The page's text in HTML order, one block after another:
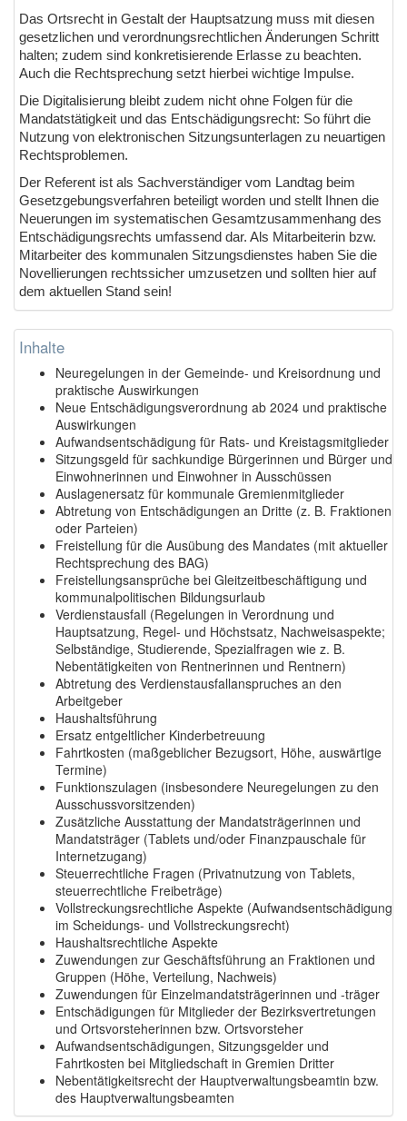
Das Ortsrecht in Gestalt der Hauptsatzung muss mit diesen
gesetzlichen und verordnungsrechtlichen Änderungen Schritt
halten; zudem sind konkretisierende Erlasse zu beachten.
Auch die Rechtsprechung setzt hierbei wichtige Impulse.
Die Digitalisierung bleibt zudem nicht ohne Folgen für die
Mandatstätigkeit und das Entschädigungsrecht: So führt die
Nutzung von elektronischen Sitzungsunterlagen zu neuartigen
Rechtsproblemen.
Der Referent ist als Sachverständiger vom Landtag beim
Gesetzgebungsverfahren beteiligt worden und stellt Ihnen die
Neuerungen im systematischen Gesamtzusammenhang des
Entschädigungsrechts umfassend dar. Als Mitarbeiterin bzw.
Mitarbeiter des kommunalen Sitzungsdienstes haben Sie die
Novellierungen rechtssicher umzusetzen und sollten hier auf
dem aktuellen Stand sein!
Inhalte
Neuregelungen in der Gemeinde- und Kreisordnung und
praktische Auswirkungen
Neue Entschädigungsverordnung ab 2024 und praktische
Auswirkungen
Aufwandsentschädigung für Rats- und Kreistagsmitglieder
Sitzungsgeld für sachkundige Bürgerinnen und Bürger und
Einwohnerinnen und Einwohner in Ausschüssen
Auslagenersatz für kommunale Gremienmitglieder
Abtretung von Entschädigungen an Dritte (z. B. Fraktionen
oder Parteien)
Freistellung für die Ausübung des Mandates (mit aktueller
Rechtsprechung des BAG)
Freistellungsansprüche bei Gleitzeitbeschäftigung und
kommunalpolitischen Bildungsurlaub
Verdienstausfall (Regelungen in Verordnung und
Hauptsatzung, Regel- und Höchstsatz, Nachweisaspekte;
Selbständige, Studierende, Spezialfragen wie z. B.
Nebentätigkeiten von Rentnerinnen und Rentnern)
Abtretung des Verdienstausfallanspruches an den
Arbeitgeber
Haushaltsführung
Ersatz entgeltlicher Kinderbetreuung
Fahrtkosten (maßgeblicher Bezugsort, Höhe, auswärtige
Termine)
Funktionszulagen (insbesondere Neuregelungen zu den
Ausschussvorsitzenden)
Zusätzliche Ausstattung der Mandatsträgerinnen und
Mandatsträger (Tablets und/oder Finanzpauschale für
Internetzugang)
Steuerrechtliche Fragen (Privatnutzung von Tablets,
steuerrechtliche Freibeträge)
Vollstreckungsrechtliche Aspekte (Aufwandsentschädigung
im Scheidungs- und Vollstreckungsrecht)
Haushaltsrechtliche Aspekte
Zuwendungen zur Geschäftsführung an Fraktionen und
Gruppen (Höhe, Verteilung, Nachweis)
Zuwendungen für Einzelmandatsträgerinnen und -träger
Entschädigungen für Mitglieder der Bezirksvertretungen
und Ortsvorsteherinnen bzw. Ortsvorsteher
Aufwandsentschädigungen, Sitzungsgelder und
Fahrtkosten bei Mitgliedschaft in Gremien Dritter
Nebentätigkeitsrecht der Hauptverwaltungsbeamtin bzw.
des Hauptverwaltungsbeamten